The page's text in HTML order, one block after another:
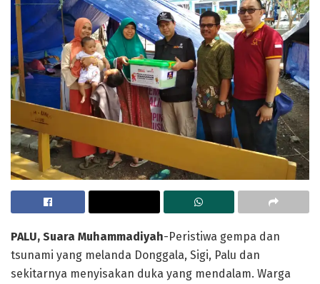
PALU, Suara Muhammadiyah-Peristiwa gempa dan
tsunami yang melanda Donggala, Sigi, Palu dan
sekitarnya menyisakan duka yang mendalam. Warga